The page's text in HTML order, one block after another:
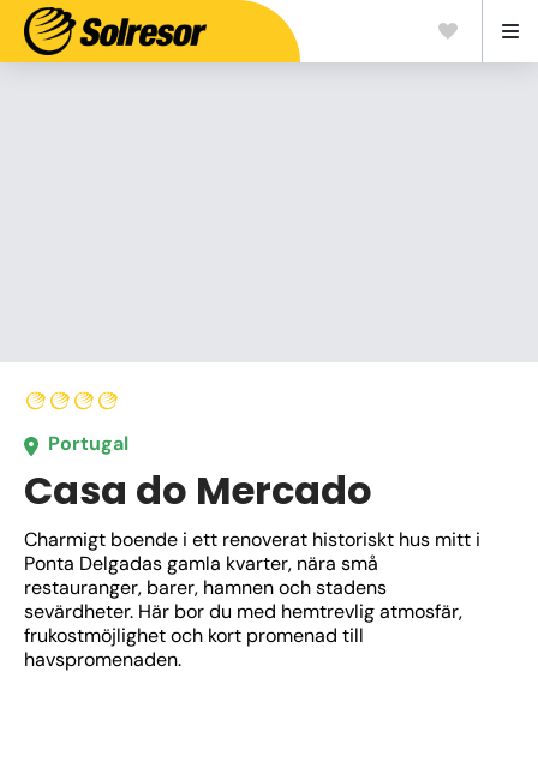
Portugal
Casa do Mercado
Charmigt boende i ett renoverat historiskt hus mitt i
Ponta Delgadas gamla kvarter, nära små
restauranger, barer, hamnen och stadens
sevärdheter. Här bor du med hemtrevlig atmosfär,
frukostmöjlighet och kort promenad till
havspromenaden.